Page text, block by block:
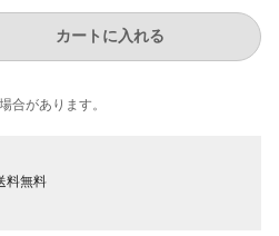
カートに入れる
合が​あります。
料無料